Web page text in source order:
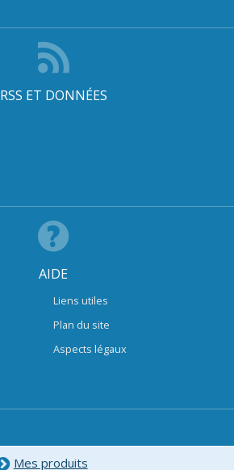
RSS ET DONNÉES
AIDE
Liens utiles
Plan du site
Aspects légaux
Mes produits